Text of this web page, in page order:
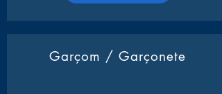
Garçom / Garçonete